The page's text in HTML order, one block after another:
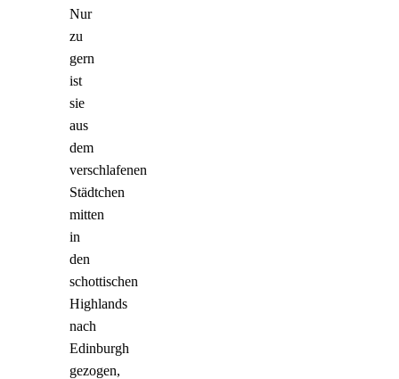
Nur
zu
gern
ist
sie
aus
dem
verschlafenen
Städtchen
mitten
in
den
schottischen
Highlands
nach
Edinburgh
gezogen,